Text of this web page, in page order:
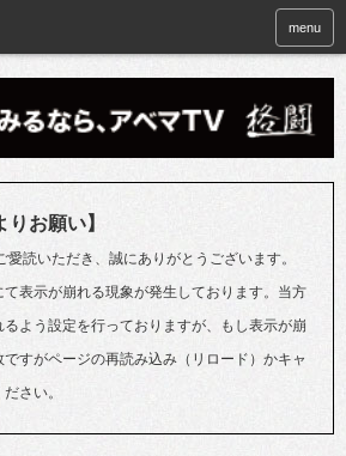
menu
お願い】
読いただき、誠にありがとうございます。
表示が崩れる現象が発生しております。当方
よう設定を行っておりますが、もし表示が崩
すがページの再読み込み（リロード）かキャ
さい。